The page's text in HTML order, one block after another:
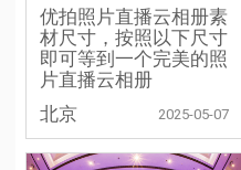
优拍照片直播云相册素
材尺寸，按照以下尺寸
即可等到一个完美的照
片直播云相册
北京
2025-05-07